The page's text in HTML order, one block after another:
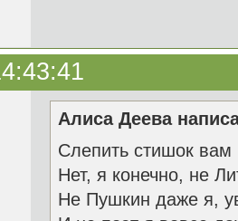
Алиса Деева
Слепить стишок
Нет, я конечно, не
Не Пушкин даже я,